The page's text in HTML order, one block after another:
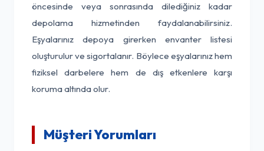
öncesinde veya sonrasında dilediğiniz kadar
depolama hizmetinden faydalanabilirsiniz.
Eşyalarınız depoya girerken envanter listesi
oluşturulur ve sigortalanır. Böylece eşyalarınız hem
fiziksel darbelere hem de dış etkenlere karşı
koruma altında olur.
Müşteri Yorumları